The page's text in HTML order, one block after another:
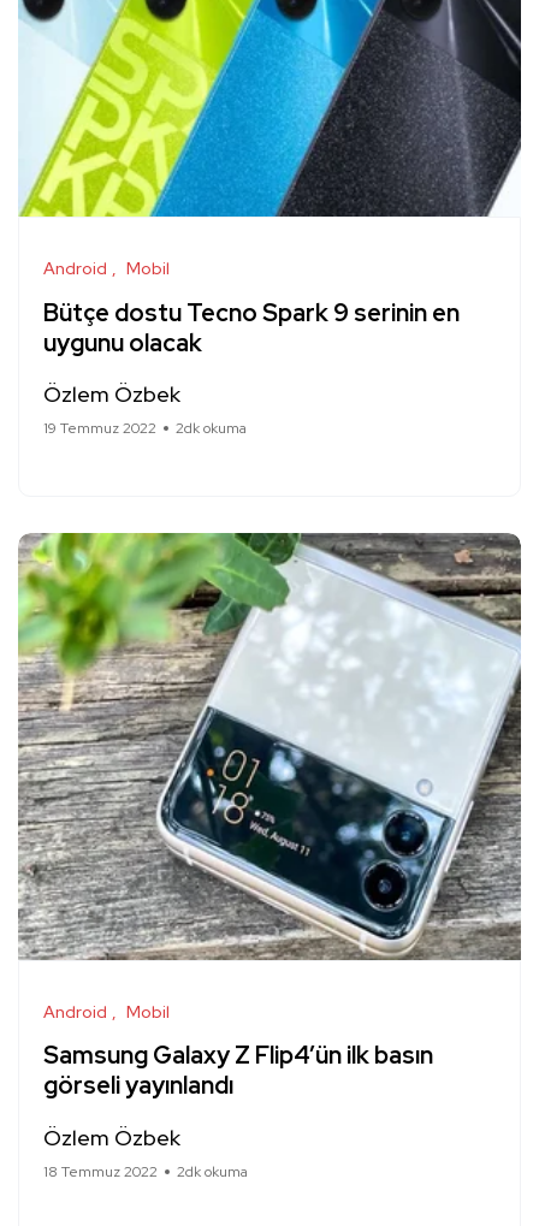
Android Mobil
Bütçe dostu Tecno Spark 9 serinin en
uygunu olacak
Özlem Özbek
19 Temmuz 2022 2dk okuma
Android Mobil
Samsung Galaxy Z Flip4’ün ilk basın
görseli yayınlandı
Özlem Özbek
18 Temmuz 2022 2dk okuma